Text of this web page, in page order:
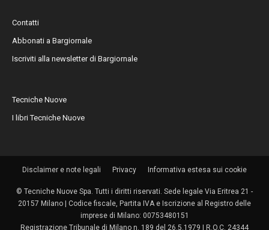
Contatti
Abbonati a Bargiornale
Iscriviti alla newsletter di Bargiornale
Tecniche Nuove
I libri Tecniche Nuove
Disclaimer e note legali Privacy Informativa estesa sui cookie
© Tecniche Nuove Spa. Tutti i diritti riservati. Sede legale Via Eritrea 21 -
20157 Milano | Codice fiscale, Partita IVA e Iscrizione al Registro delle
imprese di Milano: 00753480151
Registrazione Tribunale di Milano n. 189 del 26.5.1979 | R.O.C. 24344